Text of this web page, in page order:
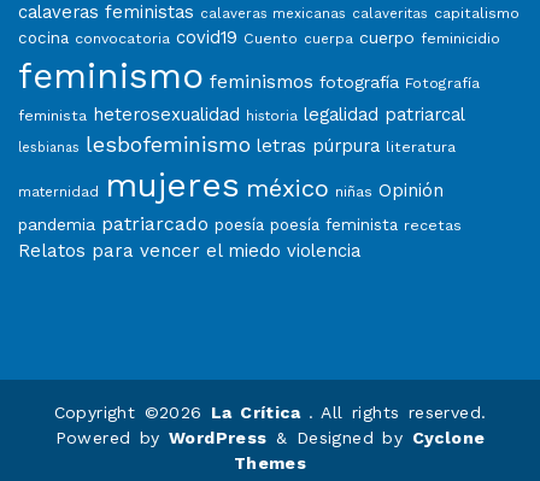
calaveras feministas calaveras mexicanas calaveritas capitalismo
cocina convocatoria covid19 Cuento cuerpa cuerpo feminicidio
feminismo feminismos fotografía Fotografía
feminista heterosexualidad historia legalidad patriarcal
lesbianas lesbofeminismo letras púrpura literatura
maternidad mujeres méxico niñas Opinión
pandemia patriarcado poesía poesía feminista recetas
Relatos para vencer el miedo violencia
Copyright ©2026 La Crítica . All rights reserved.
Powered by WordPress & Designed by Cyclone
Themes